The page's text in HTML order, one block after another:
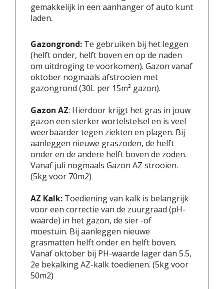
gemakkelijk in een aanhanger of auto kunt
laden.
Gazongrond: Te gebruiken bij het leggen
(helft onder, helft boven en op de naden
om uitdroging te voorkomen). Gazon vanaf
oktober nogmaals afstrooien met
gazongrond (30L per 15m² gazon).
Gazon AZ: Hierdoor krijgt het gras in jouw
gazon een sterker wortelstelsel en is veel
weerbaarder tegen ziekten en plagen. Bij
aanleggen nieuwe graszoden, de helft
onder en de andere helft boven de zoden.
Vanaf juli nogmaals Gazon AZ strooien.
(5kg voor 70m2)
AZ Kalk: Toediening van kalk is belangrijk
voor een correctie van de zuurgraad (pH-
waarde) in het gazon, de sier -of
moestuin. Bij aanleggen nieuwe
grasmatten helft onder en helft boven.
Vanaf oktober bij PH-waarde lager dan 5.5,
2e bekalking AZ-kalk toedienen. (5kg voor
50m2)